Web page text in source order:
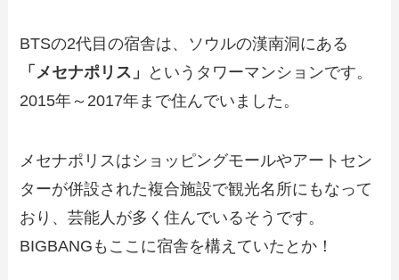
BTSの2代目の宿舎は、ソウルの漢南洞にある
「メセナポリス」
というタワーマンションです。
2015年～2017年まで住んでいました。
メセナポリスはショッピングモールやアートセン
ターが併設された複合施設で観光名所にもなって
おり、芸能人が多く住んでいるそうです。
BIGBANGもここに宿舎を構えていたとか！